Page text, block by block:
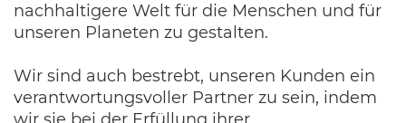
nachhaltigere Welt für die Menschen und für
unseren Planeten zu gestalten.
Wir sind auch bestrebt, unseren Kunden ein
verantwortungsvoller Partner zu sein, indem